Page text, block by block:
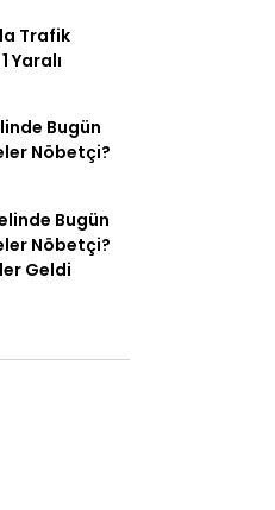
Trafik
Yaralı
Bugün
Nöbetçi?
Bugün
Nöbetçi?
Geldi